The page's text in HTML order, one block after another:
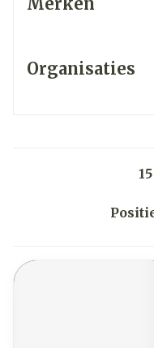
Organisaties
15
Sorteer